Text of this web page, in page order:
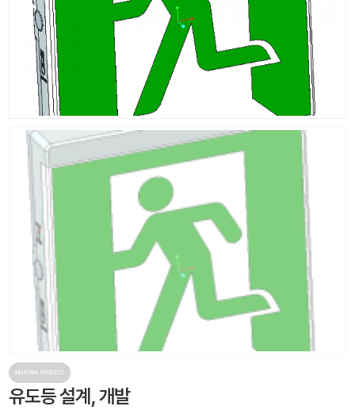
INDUSTRIAL PRODUCTS
유도등 설계, 개발